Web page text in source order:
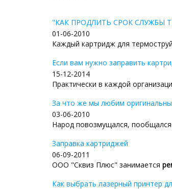
"КАК ПРОДЛИТЬ СРОК СЛУЖБЫ
01-06-2010
Каждый картридж для
Если вам нужно заправить
15-12-2014
Практически в каждой
За что же мы любим
03-06-2010
Народ повозмущался,
Заправка картриджей
06-09-2011
ООО "Сквиз Плюс" занимается
Как выбрать лазерный принтер